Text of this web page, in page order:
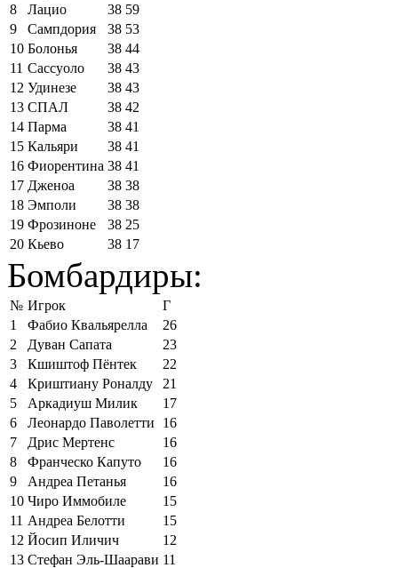
8
Лацио 38 59
9
Сампдория 38 53
10 Болонья 38 44
11 Сассуоло 38 43
12 Удинезе 38 43
13 СПАЛ 38 42
14 Парма 38 41
15 Кальяри 38 41
16 Фиорентина 38 41
17 Дженоа 38 38
18 Эмполи 38 38
19 Фрозиноне 38 25
20 Кьево 38 17
Бомбардиры:
№ Игрок
Г
1
Фабио Квальярелла
26
2
Дуван Сапата
23
3
Кшиштоф Пёнтек
22
4
Криштиану Роналду
21
5
Аркадиуш Милик
17
6
Леонардо Паволетти
16
7
Дрис Мертенс
16
8
Франческо Капуто
16
9
Андреа Петанья
16
10 Чиро Иммобиле
15
11 Андреа Белотти
15
12 Йосип Иличич
12
13 Стефан Эль-Шаарави 11